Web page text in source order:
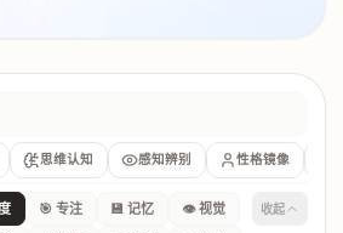
思维认知 感知辨别 性格镜像
🎯 专注 💾 记忆
👁️ 视觉
收起